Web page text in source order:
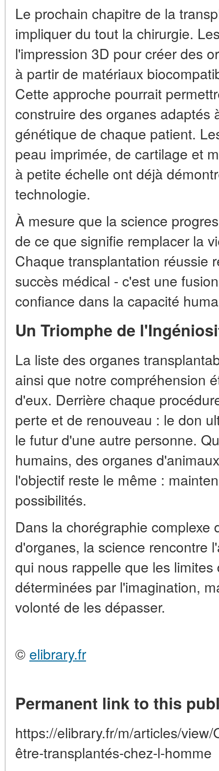
Le prochain chapitre de la
impliquer du tout la chirurgie.
l'impression 3D pour créer des
à partir de matériaux
Cette approche pourrait
construire des organes adaptés
génétique de chaque patient.
peau imprimée, de cartilage et
à petite échelle ont déjà
technologie.
À mesure que la science
de ce que signifie remplacer la
Chaque transplantation réussie
succès médical - c'est une
confiance dans la capacité
Un Triomphe de
La liste des organes
ainsi que notre compréhension
d'eux. Derrière chaque
perte et de renouveau : le don
le futur d'une autre personne.
humains, des organes
l'objectif reste le même :
possibilités.
Dans la chorégraphie complexe
d'organes, la science rencontre
qui nous rappelle que les
déterminées par l'imagination,
volonté de les dépasser.
© elibrary.fr
Permanent link to this
https://elibrary.fr/m/articles/
être-transplantés-chez-l-homme